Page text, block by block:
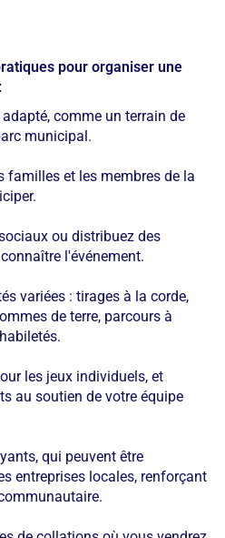
pour organiser une
adapté, comme un terrain de
municipal.
familles et les membres de la
ou distribuez des
l'événement.
variées : tirages à la corde,
de terre, parcours à
les jeux individuels, et
au soutien de votre équipe
qui peuvent être
entreprises locales, renforçant